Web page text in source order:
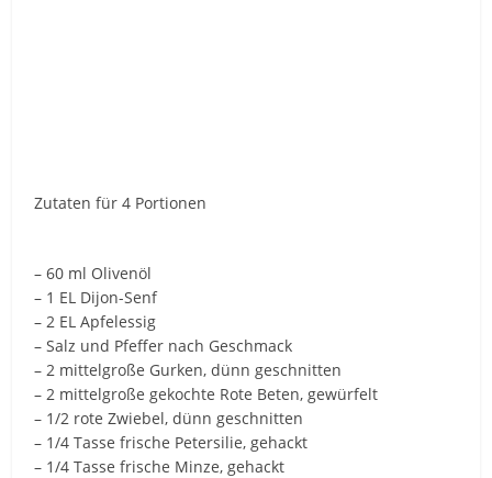
Zutaten für 4 Portionen
– 60 ml Olivenöl
– 1 EL Dijon-Senf
– 2 EL Apfelessig
– Salz und Pfeffer nach Geschmack
– 2 mittelgroße Gurken, dünn geschnitten
– 2 mittelgroße gekochte Rote Beten, gewürfelt
– 1/2 rote Zwiebel, dünn geschnitten
– 1/4 Tasse frische Petersilie, gehackt
– 1/4 Tasse frische Minze, gehackt